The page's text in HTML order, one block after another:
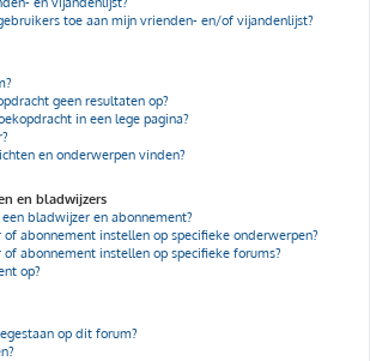
toe aan mijn vrienden- en/of vijandenlijst?
geen resultaten op?
in een lege pagina?
en onderwerpen vinden?
en bladwijzers
bladwijzer en abonnement?
abonnement instellen op specifieke onderwerpen?
abonnement instellen op specifieke forums?
op?
op dit forum?